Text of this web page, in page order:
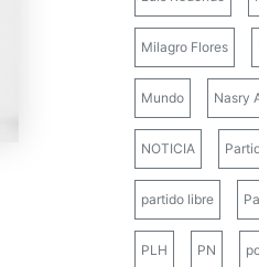
Milagro Flores
Mundo Nasry
NOTICIA
partido libre
PLH PN